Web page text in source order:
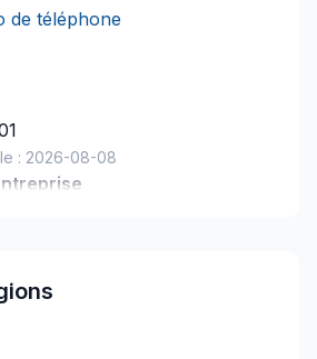
de téléphone
: 2026-08-08
de